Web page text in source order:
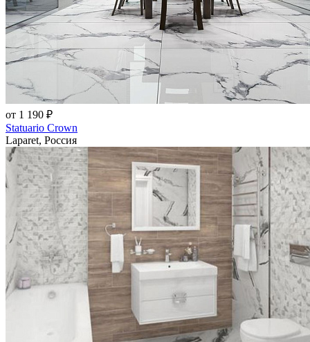
от 1 190 ₽
Statuario Crown
Laparet, Россия